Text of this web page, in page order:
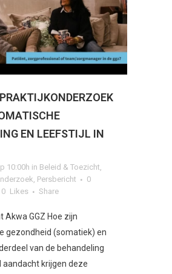
PRAKTIJKONDERZOEK
EN LEEFSTIJL IN
10:00h in Beleid & Toezicht,
, Persbericht
0
0 Likes Share
Akwa GGZ Hoe zijn
gezondheid (somatiek) en
van de behandeling
aandacht krijgen deze